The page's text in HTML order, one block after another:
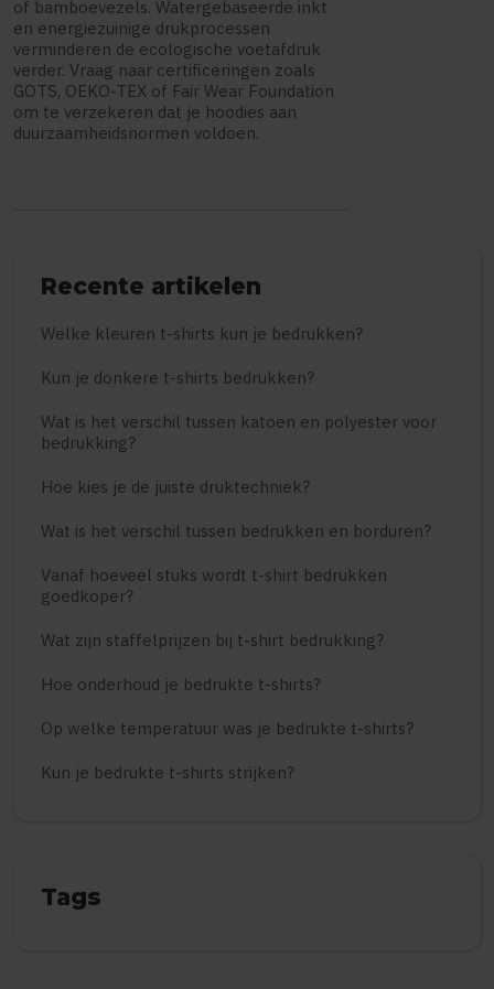
of bamboevezels. Watergebaseerde inkt
en energiezuinige drukprocessen
verminderen de ecologische voetafdruk
verder. Vraag naar certificeringen zoals
GOTS, OEKO-TEX of Fair Wear Foundation
om te verzekeren dat je hoodies aan
duurzaamheidsnormen voldoen.
Recente artikelen
Welke kleuren t-shirts kun je bedrukken?
Kun je donkere t-shirts bedrukken?
Wat is het verschil tussen katoen en polyester voor
bedrukking?
Hoe kies je de juiste druktechniek?
Wat is het verschil tussen bedrukken en borduren?
Vanaf hoeveel stuks wordt t-shirt bedrukken
goedkoper?
Wat zijn staffelprijzen bij t-shirt bedrukking?
Hoe onderhoud je bedrukte t-shirts?
Op welke temperatuur was je bedrukte t-shirts?
Kun je bedrukte t-shirts strijken?
Tags